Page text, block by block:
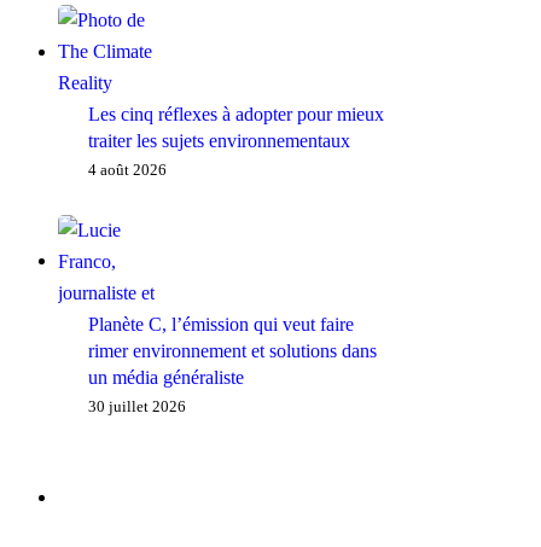
Les cinq réflexes à adopter pour mieux
traiter les sujets environnementaux
4 août 2026
Planète C, l’émission qui veut faire
rimer environnement et solutions dans
un média généraliste
30 juillet 2026